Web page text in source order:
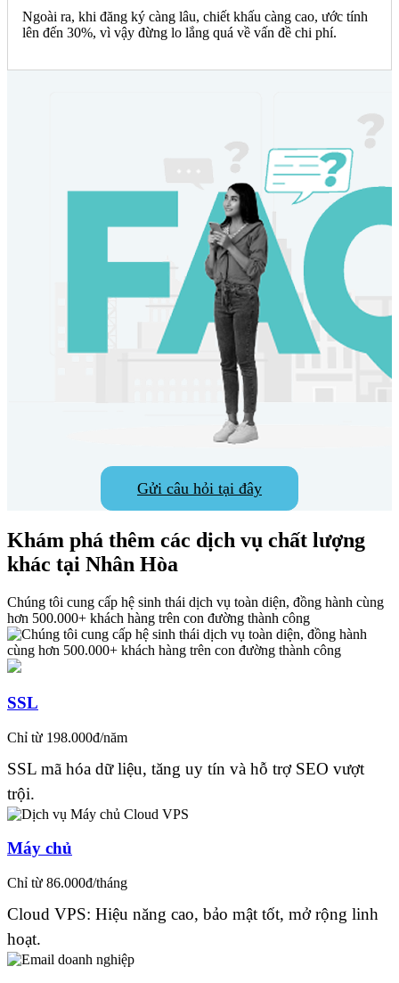
Ngoài ra, khi đăng ký càng lâu, chiết khấu càng cao, ước tính
lên đến 30%, vì vậy đừng lo lắng quá về vấn đề chi phí.
Gửi câu hỏi tại đây
Khám phá thêm các dịch vụ chất lượng
khác tại Nhân Hòa
Chúng tôi cung cấp hệ sinh thái dịch vụ toàn diện, đồng hành cùng
hơn 500.000+ khách hàng trên con đường thành công
SSL
Chỉ từ 198.000đ/năm
SSL mã hóa dữ liệu, tăng uy tín và hỗ trợ SEO vượt
trội.
Máy chủ
Chỉ từ 86.000đ/tháng
Cloud VPS: Hiệu năng cao, bảo mật tốt, mở rộng linh
hoạt.